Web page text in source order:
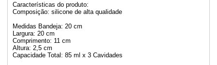
Características do produto:
Composição: silicone de alta qualidade
Medidas Bandeja: 20 cm
Largura: 20 cm
Comprimento: 11 cm
Altura: 2,5 cm
Capacidade Total: 85 ml x 3 Cavidades